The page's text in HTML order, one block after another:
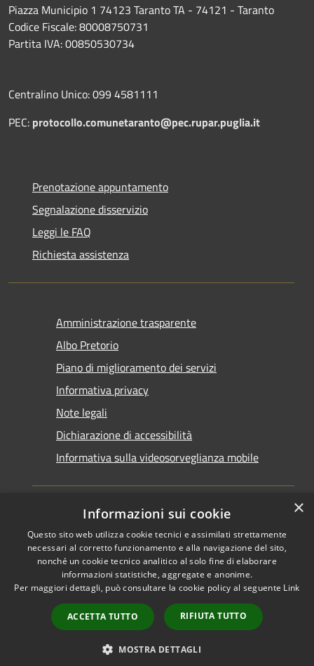
Piazza Municipio 1 74123 Taranto TA - 74121 - Taranto
Codice Fiscale: 80008750731
Partita IVA: 00850530734
Centralino Unico: 099 4581111
PEC: protocollo.comunetaranto@pec.rupar.puglia.it
Prenotazione appuntamento
Segnalazione disservizio
Leggi le FAQ
Richiesta assistenza
Amministrazione trasparente
Albo Pretorio
Piano di miglioramento dei servizi
Informativa privacy
Note legali
Dichiarazione di accessibilità
Informativa sulla videosorveglianza mobile
RSS
Accessibilità
Cookie
Mappa del sito
Area riservata del
Copyright © 2026 • Comune di
Taranto • Powered by
Municipium•Accesso
redazione
×
Informazioni sui cookie
Questo sito web utilizza cookie tecnici e assimilati strettamente
necessari al corretto funzionamento e alla navigazione del sito,
nonché un cookie tecnico analitico al solo fine di elaborare
informazioni statistiche, aggregate e anonime.
Per maggiori dettagli, può consultare la cookie policy al seguente Link
ACCETTA TUTTO RIFIUTA TUTTO
MOSTRA DETTAGLI